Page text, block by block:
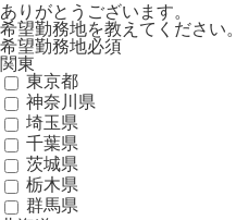
ありがとうございます。
希望勤務地を教えてください。
希望勤務地必須
関東
東京都
神奈川県
埼玉県
千葉県
茨城県
栃木県
群馬県